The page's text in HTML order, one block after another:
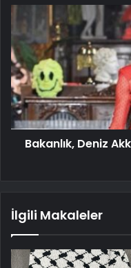
Bakanlık, Deniz
İlgili Makaleler